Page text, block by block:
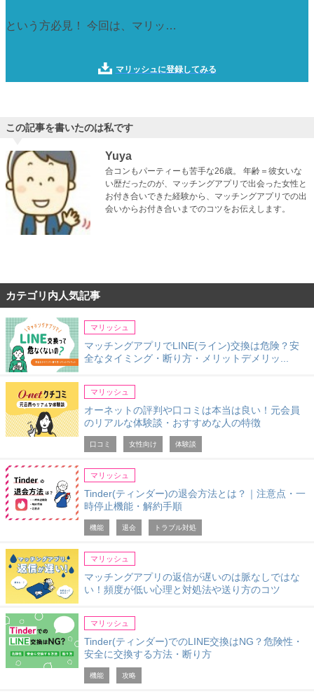
という方必見！ 今回は、マリッ…
マリッシュに登録してみる
この記事を書いたのは私です
Yuya
合コンもパーティーも苦手な26歳。 年齢＝彼女いな
い歴だったのが、マッチングアプリで出会った女性と
お付き合いできた経験から、マッチングアプリでの出
会いからお付き合いまでのコツをお伝えします。
カテゴリ内人気記事
マリッシュ
マッチングアプリでLINE(ライン)交換は危険？安
全なタイミング・断り方・メリットデメリッ...
マリッシュ
オーネットの評判や口コミは本当は良い！元会員
のリアルな体験談・おすすめな人の特徴
口コミ 女性向け 体験談
マリッシュ
Tinder(ティンダー)の退会方法とは？｜注意点・一
時停止機能・解約手順
機能 退会 トラブル対処
マリッシュ
マッチングアプリの返信が遅いのは脈なしではな
い！頻度が低い心理と対処法や送り方のコツ
マリッシュ
Tinder(ティンダー)でのLINE交換はNG？危険性・
安全に交換する方法・断り方
機能 攻略